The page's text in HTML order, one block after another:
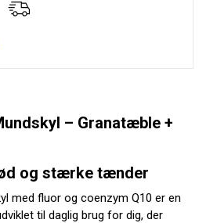
– Granatæble +
og stærke tænder
med fluor og coenzym Q10 er en
til daglig brug for dig, der